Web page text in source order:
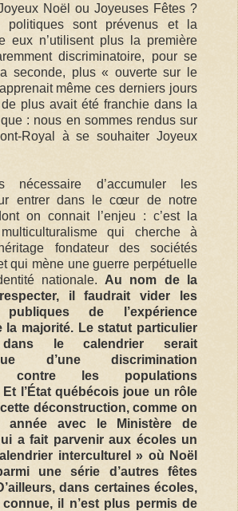
Noël ou Joyeuses Fêtes ?
politiques sont prévenus et la
eux n’utilisent plus la première
discriminatoire, pour se
seconde, plus « ouverte sur le
même ces derniers jours
de plus avait été franchie dans la
: nous en sommes rendus sur
Royal à se souhaiter Joyeux
nécessaire d’accumuler les
entrer dans le cœur de notre
on connait l’enjeu : c’est la
qui cherche à
fondateur des sociétés
qui mène une guerre perpétuelle
nationale. Au nom de la
il faudrait vider les
publiques de l’expérience
la majorité. Le statut particulier
le calendrier serait
d’une discrimination
contre les populations
l’État québécois joue un rôle
déconstruction, comme on
année avec le Ministère de
a fait parvenir aux écoles un
interculturel » où Noël
une série d’autres fêtes
dans certaines écoles,
il n’est plus permis de